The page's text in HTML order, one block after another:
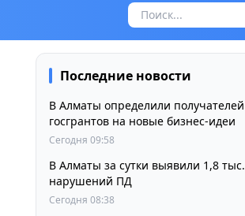
Последние новости
В Алматы определили получателей
госгрантов на новые бизнес-идеи
Сегодня 09:58
В Алматы за сутки выявили 1,8 тыс.
нарушений ПД
Сегодня 08:38